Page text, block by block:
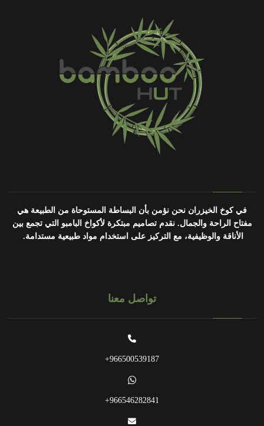
في كوخ الخيزران نحن نؤمن بأن البساطة المستوحاة من الطبيعة هي
مفتاح الراحة والجمال. نقدم تصاميم مبتكرة لأكواخ البامبو التي تجمع بين
الأناقة والوظيفية، مع التركيز على استخدام مواد طبيعية مستدامة.
تواصل معنا
966500539187+
966546282841+